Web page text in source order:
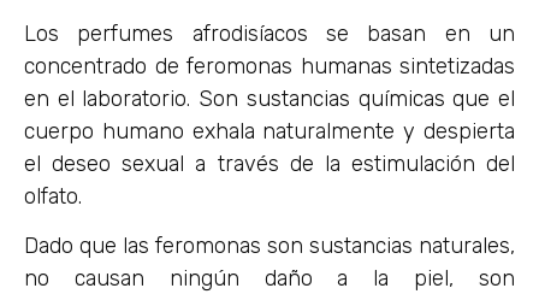
Los perfumes afrodisíacos se basan en un
concentrado de feromonas humanas sintetizadas
en el laboratorio. Son sustancias químicas que el
cuerpo humano exhala naturalmente y despierta
el deseo sexual a través de la estimulación del
olfato.
Dado que las feromonas son sustancias naturales,
no causan ningún daño a la piel, son